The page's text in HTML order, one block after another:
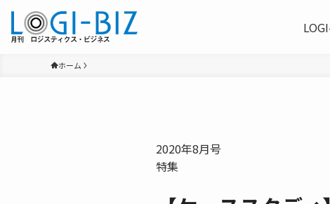
ホーム
2020年8月号
特集